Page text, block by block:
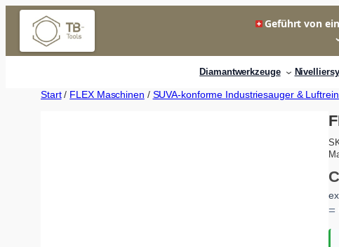
Zum
springen
Geführt von
Diamantwerkzeuge
Start/ FLEX Maschinen / SUVA-konforme Industriesauger &
=